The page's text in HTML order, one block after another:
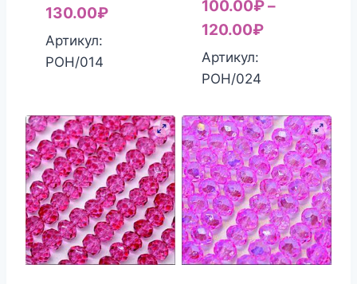
130.00₽
Артикул:
РОН/014
100.00₽–
120.00₽
Артикул:
РОН/024